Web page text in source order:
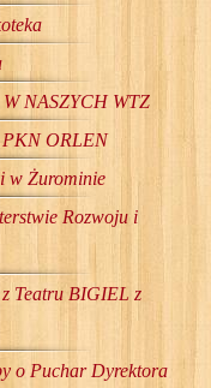
NASZYCH WTZ
PKN ORLEN
w Żurominie
Rozwoju i
Teatru BIGIEL z
o Puchar Dyrektora